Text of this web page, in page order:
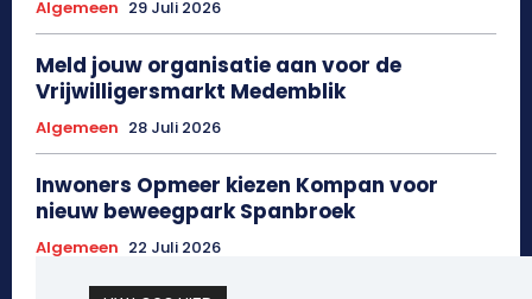
Algemeen 29 Juli 2026
Meld jouw organisatie aan voor de
Vrijwilligersmarkt Medemblik
Algemeen 28 Juli 2026
Inwoners Opmeer kiezen Kompan voor
nieuw beweegpark Spanbroek
Algemeen 22 Juli 2026